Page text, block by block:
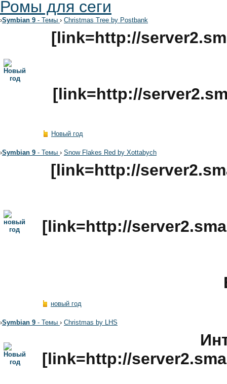
Ромы для сеги
›Symbian 9 - Темы › Christmas Tree by Postbank
[link=http://
[link=http://
Новый год
›Symbian 9 - Темы › Snow Flakes Red by Xottabych
[link=http://
[link=http://
новый год
›Symbian 9 - Темы › Christmas by LHS
[link=http://